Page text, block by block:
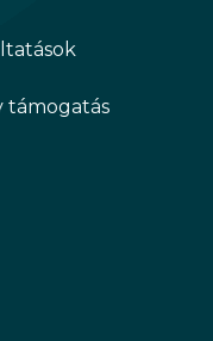
támogatás